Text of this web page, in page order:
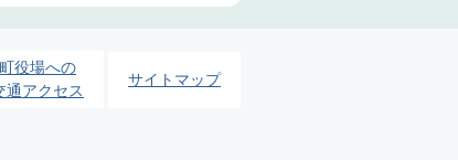
町役場への
通アクセス
サイトマップ